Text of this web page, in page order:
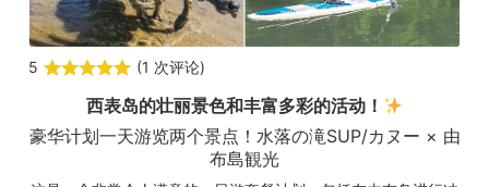
5 (1 次评论)
西表岛的壮丽景色和丰富多彩的活动！
豪华计划一天游览两个景点！ 水落の滝SUP/カヌー × 由
布島観光